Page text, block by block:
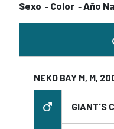
Sexo - Color -Año
NEKO BAY M, M,
GIANT'S